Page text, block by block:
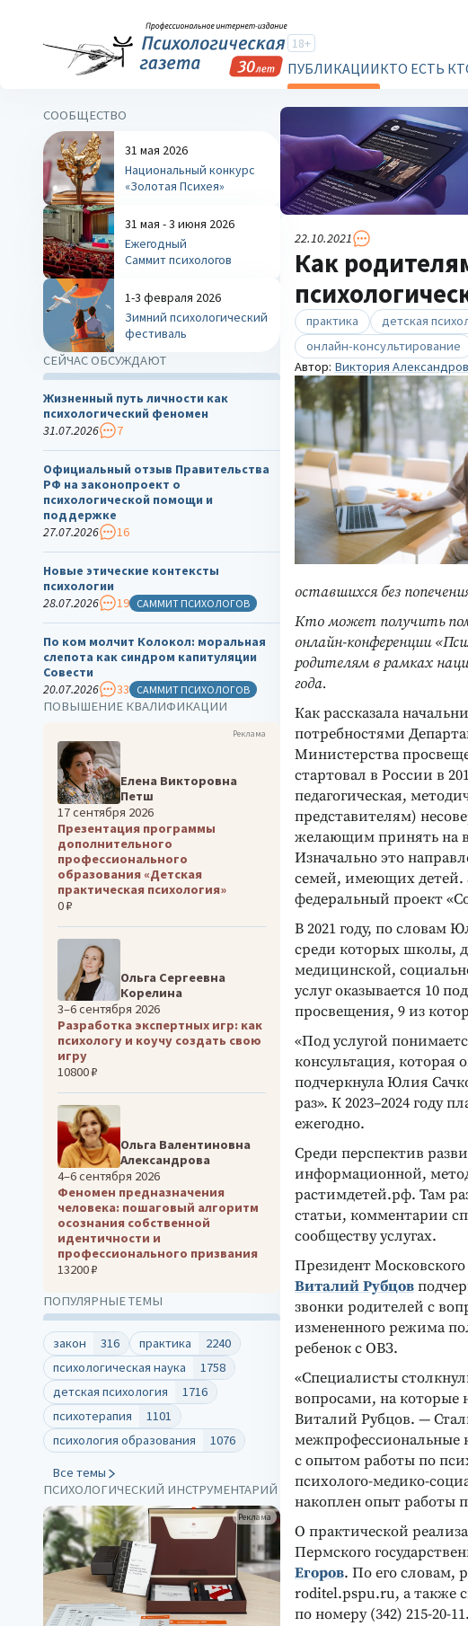
18+
ПУБЛИКАЦИИКТО ЕСТЬ
22.10.2021
Как
практика детская
онлайн-консультирование
Автор: Виктория
оставшихся без
Кто может получить
онлайн-конференции
родителям в рамках
года.
Как рассказала
потребностями
Министерства
стартовал в России в
педагогическая,
представителям)
желающим принять на
Изначально это
семей, имеющих детей.
федеральный проект
В 2021 году, по словам
среди которых школы,
медицинской,
услуг оказывается 10
просвещения, 9 из
«Под услугой
консультация, которая
подчеркнула Юлия
раз». К 2023–2024 году
ежегодно.
Среди перспектив
информационной,
растимдетей.рф. Там
статьи, комментарии
сообществу услугах.
Президент Московского
Виталий Рубцов
звонки родителей с
измененного режима
ребенок с ОВЗ.
«Специалисты
вопросами, на которые
Виталий Рубцов. —
межпрофессиональные
с опытом работы по
психолого-медико-
накоплен опыт работы
О практической
Пермского
Егоров. По его словам,
roditel.pspu.ru, а также
по номеру (342) 215-20-11.
СООБЩЕСТВО
31 мая 2026
Национальный конкурс
«Золотая Психея»
31 мая - 3 июня 2026
Ежегодный
Саммит психологов
1-3 февраля 2026
Зимний психологический
фестиваль
СЕЙЧАС ОБСУЖДАЮТ
Жизненный путь личности как
психологический феномен
31.07.2026
7
Официальный отзыв Правительства
РФ на законопроект о
психологической помощи и
поддержке
27.07.2026
16
Новые этические контексты
психологии
28.07.2026
19 САММИТ ПСИХОЛОГОВ
По ком молчит Колокол: моральная
слепота как синдром капитуляции
Совести
20.07.2026
33 САММИТ ПСИХОЛОГОВ
ПОВЫШЕНИЕ КВАЛИФИКАЦИИ
Реклама
Елена Викторовна
Петш
17 сентября 2026
Презентация программы
дополнительного
профессионального
образования «Детская
практическая психология»
0 ₽
Ольга Сергеевна
Корелина
3–6 сентября 2026
Разработка экспертных игр: как
психологу и коучу создать свою
игру
10800 ₽
Ольга Валентиновна
Александрова
4–6 сентября 2026
Феномен предназначения
человека: пошаговый алгоритм
осознания собственной
идентичности и
профессионального призвания
13200 ₽
ПОПУЛЯРНЫЕ ТЕМЫ
закон 316 практика
2240
психологическая наука
1758
детская психология
1716
психотерапия
1101
психология образования
1076
Все темы
ПСИХОЛОГИЧЕСКИЙ ИНСТРУМЕНТАРИЙ
Реклама